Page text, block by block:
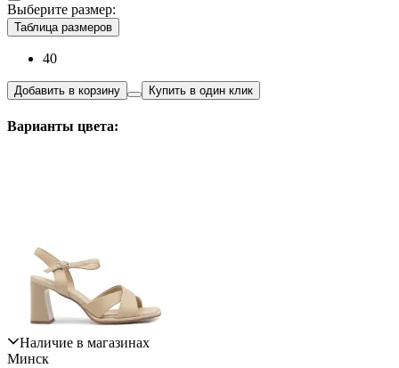
Выберите размер:
Таблица размеров
40
Добавить в корзину Купить в один клик
Варианты цвета:
Наличие в магазинах
Минск